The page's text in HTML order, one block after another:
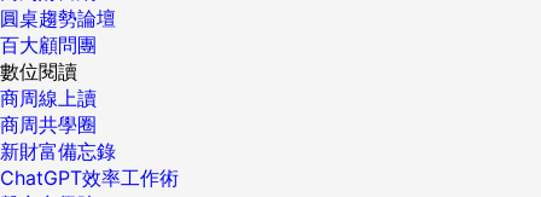
圓桌趨勢論壇
百大顧問團
數位閱讀
商周線上讀
商周共學圈
新財富備忘錄
ChatGPT效率工作術